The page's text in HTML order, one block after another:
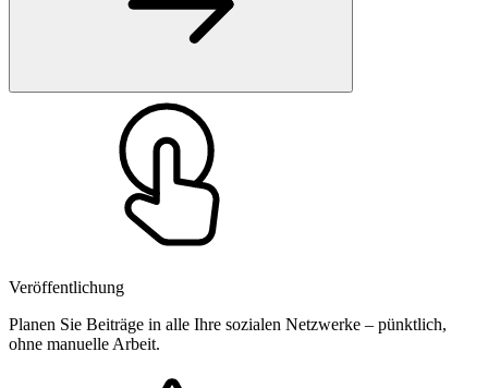
Veröffentlichung
Planen Sie Beiträge in alle Ihre sozialen Netzwerke – pünktlich,
ohne manuelle Arbeit.